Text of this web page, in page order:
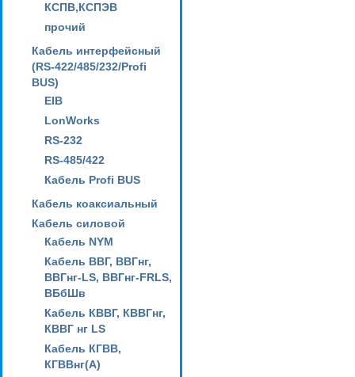
КСПВ,КСПЭВ
прочий
Кабель интерфейсный
(RS-422/485/232/Profi
BUS)
EIB
LonWorks
RS-232
RS-485/422
Кабель Profi BUS
Кабель коаксиальный
Кабель силовой
Кабель NYM
Кабель ВВГ, ВВГнг,
ВВГнг-LS, ВВГнг-FRLS,
ВБбШв
Кабель КВВГ, КВВГнг,
КВВГ нг LS
Кабель КГВВ,
КГВВнг(А)